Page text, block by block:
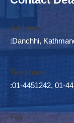
Address
:Danchhi,
Telephone
:01-4451242, 01-
Fax